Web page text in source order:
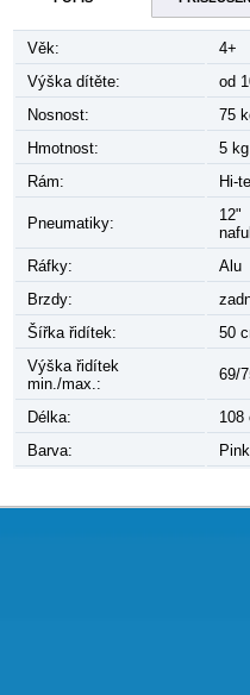
Věk:
4+
Výška dítěte:
od
Nosnost:
75
Hmotnost:
5 kg
Rám:
Hi-
Pneumatiky:
12"
Ráfky:
Alu
Brzdy:
Šířka řidítek:
50
Výška řidítek
min./max.:
69/
Délka:
108
Barva:
Pink